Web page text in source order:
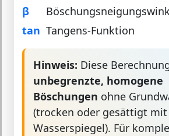
β
tan Tangens-Funktion
Hinweis: Diese
unbegrenzte, homogene
Böschungen ohne
(trocken oder gesättigt
Wasserspiegel). Für